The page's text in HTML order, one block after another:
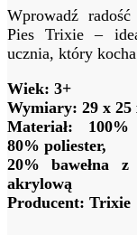
Wprowadź
Pies Trixie –
ucznia, który
Wiek: 3+
Wymiary: 29 x 25
Materiał: 100%
80% poliester,
20% bawełna z
akrylową
Producent: Trixie